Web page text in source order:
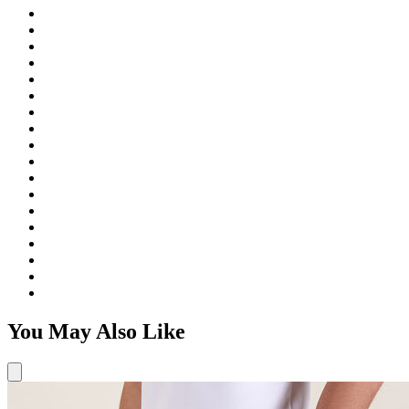
You May Also Like